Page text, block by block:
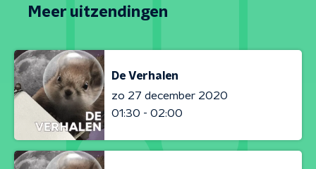
Meer uitzendingen
De Verhalen
zo 27 december 2020
01:30 - 02:00